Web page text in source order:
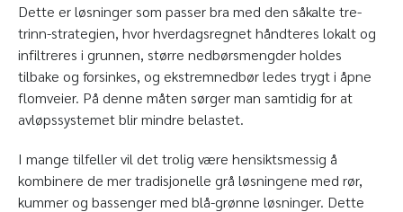
Dette er løsninger som passer bra med den såkalte tre-
trinn-strategien, hvor hverdagsregnet håndteres lokalt og
infiltreres i grunnen, større nedbørsmengder holdes
tilbake og forsinkes, og ekstremnedbør ledes trygt i åpne
flomveier. På denne måten sørger man samtidig for at
avløpssystemet blir mindre belastet.
I mange tilfeller vil det trolig være hensiktsmessig å
kombinere de mer tradisjonelle grå løsningene med rør,
kummer og bassenger med blå-grønne løsninger. Dette